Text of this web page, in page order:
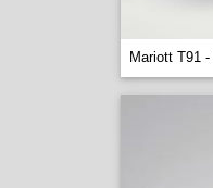
Mariott T91 -